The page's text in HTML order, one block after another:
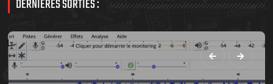
DERNIÈRES SORTIES :